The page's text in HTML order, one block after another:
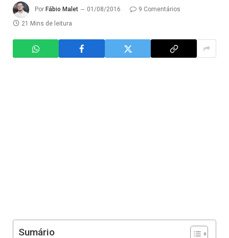
Por Fábio Malet 01/08/2016
9 Comentários
21 Mins de leitura
Sumário